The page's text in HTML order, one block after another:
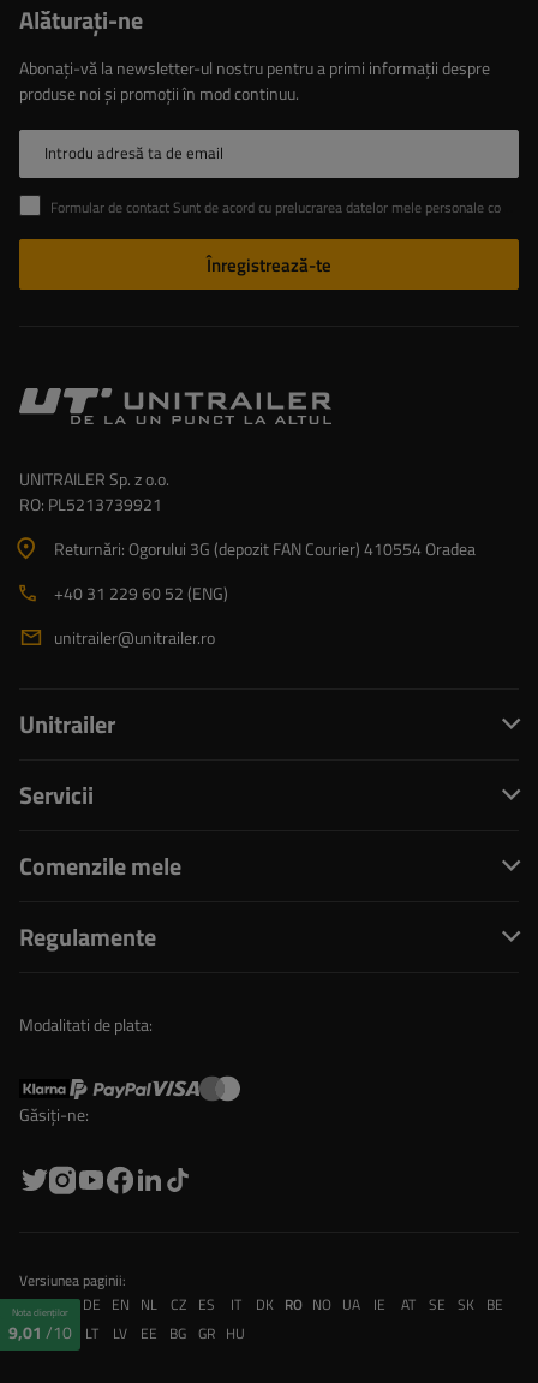
Alăturaţi-ne
Abonați-vă la newsletter-ul nostru pentru a primi informații despre
produse noi și promoții în mod continuu.
Introdu adresă ta de email
Formular de contact Sunt de acord cu prelucrarea datelor mele personale conținute în formularul de contact în conformitate cu Regulamentul Parlamentului European și al Consiliului (UE)
Înregistrează-te
UNITRAILER Sp. z o.o.
RO: PL5213739921
Returnări: Ogorului 3G (depozit FAN Courier) 410554 Oradea
+40 31 229 60 52 (ENG)
unitrailer@unitrailer.ro
Unitrailer
Servicii
Comenzile mele
Regulamente
Modalitati de plata:
Găsiți-ne:
Versiunea paginii:
PL FR DE EN NL CZ ES IT DK RO NO UA IE AT SE SK BE
CH
PT LT LV EE BG GR HU
Nota clienților
9,01 /10